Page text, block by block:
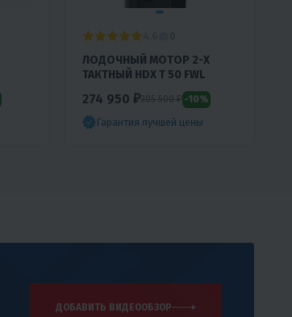
ЛОДОЧНЫЙ МОТОР 2-Х
ТАКТНЫЙ HDX T 50 FWL
274 950 ₽305 500 ₽ -10%
Гарантия лучшей цены
ДОБАВИТЬ ВИДЕООБЗОР